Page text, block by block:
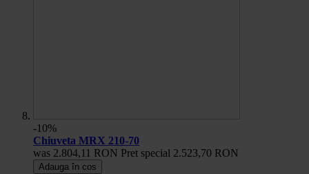
-10%
Chiuveta MRX 210-70
was 2.804,11 RON Pret special 2.523,70 RON
Adauga în cos